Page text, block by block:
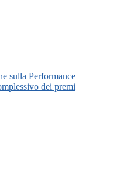
sulla Performance
dei premi